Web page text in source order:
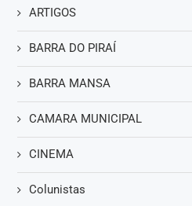
ARTIGOS
BARRA DO PIRAÍ
BARRA MANSA
CAMARA MUNICIPAL
CINEMA
Colunistas